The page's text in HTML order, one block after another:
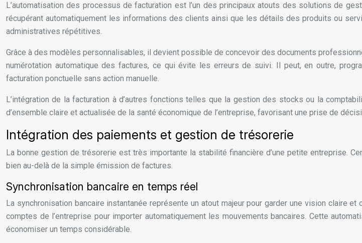
L’automatisation des processus de facturation est l’un des principaux atouts des solutions de
récupérant automatiquement les informations des clients ainsi que les détails des produits ou
administratives répétitives.
Grâce à des modèles personnalisables, il devient possible de concevoir des documents
numérotation automatique des factures, ce qui évite les erreurs de suivi. Il peut, en outre,
facturation ponctuelle sans action manuelle.
L’intégration de la facturation à d’autres fonctions telles que la gestion des stocks ou la
d’ensemble claire et actualisée de la santé économique de l’entreprise, favorisant une prise de
Intégration des paiements et gestion de trésorerie
La bonne gestion de trésorerie est très importante la stabilité financière d’une petite entreprise.
bien au-delà de la simple émission de factures.
Synchronisation bancaire en temps réel
La synchronisation bancaire instantanée représente un atout majeur pour garder une vision claire
comptes de l’entreprise pour importer automatiquement les mouvements bancaires. Cette
économiser un temps considérable.